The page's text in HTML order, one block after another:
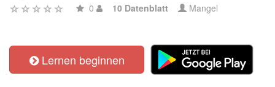
0 10 Datenblatt Mangel
Lernen beginnen